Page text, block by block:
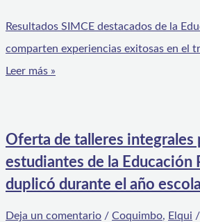
Resultados SIMCE destacados de la
comparten experiencias exitosas en el
Leer más »
Oferta de talleres integrales
estudiantes de la Educación
duplicó durante el año
Deja un comentario / Coquimbo, Elqui /